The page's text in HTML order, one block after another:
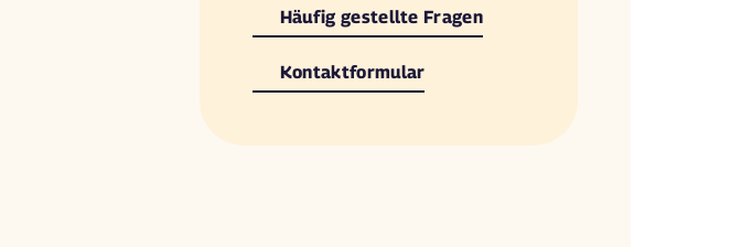
Häufig gestellte Fragen
Kontaktformular